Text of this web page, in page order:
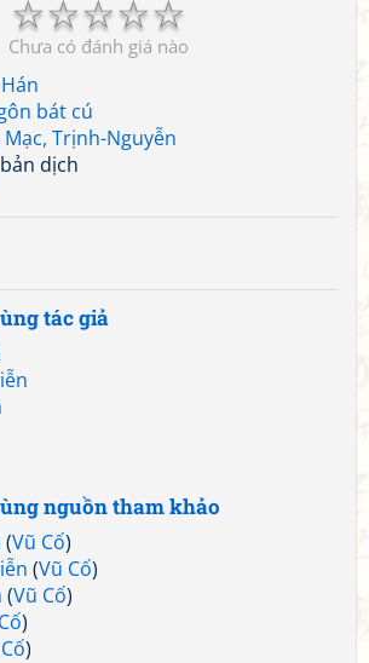
☆
☆
☆
☆
☆
Chưa có đánh giá nào
bát cú
Mạc, Trịnh-Nguyễn
dịch
tác giả
nguồn tham khảo
(Vũ Cố)
(Vũ Cố)
(Vũ Cố)
)
)